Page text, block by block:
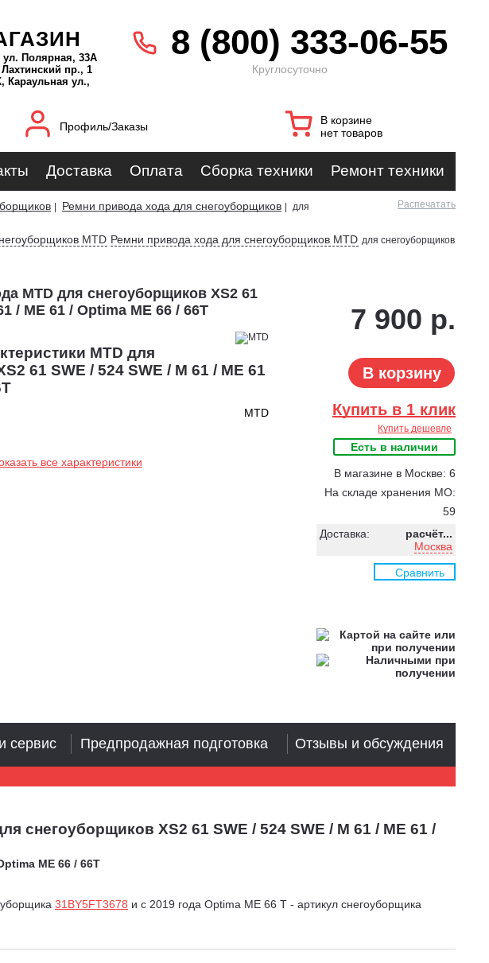
Полярная, 33А
пр., 1
Караульная ул.,
8 (800) 333-06-55
Круглосуточно
Профиль/Заказы
В корзине
нет товаров
Доставка Оплата Сборка техники Ремонт техники
Ремни привода хода для снегоуборщиков
для
Распечатать
MTD Ремни привода хода для снегоуборщиков MTD для снегоуборщиков
MTD для снегоуборщиков XS2 61
/ ME 61 / Optima ME 66 / 66T
MTD для
61 SWE / 524 SWE / M 61 / ME 61
MTD
все характеристики
7 900 р.
В корзину
Купить в 1 клик
Купить дешевле
Есть в наличии
В магазине в Москве: 6
На складе хранения МО:
59
Доставка:
расчёт...
Москва
Сравнить
снегоуборщиков XS2 61 SWE / 524 SWE / M 61 / ME 61 /
ME 66 / 66T
31BY5FT3678 и c 2019 года Optima ME 66 T - артикул снегоуборщика
сервис Предпродажная подготовка Отзывы и обсуждения